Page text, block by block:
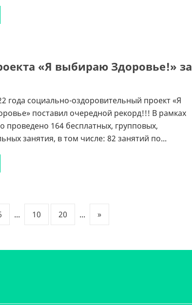
«Я выбираю Здоровье!» за
года социально-оздоровительный проект «Я
поставил очередной рекорд!!! В рамках
проведено 164 бесплатных, групповых,
занятия, в том числе: 82 занятий по...
... 10 20 ... »